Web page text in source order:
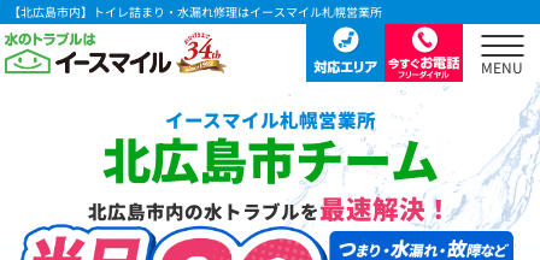
【北広島市内】トイレ詰まり・水漏れ修理はイースマイル札幌営業所
イースマイル札幌営業所
北広島市チーム
北広島市内の水トラブルを最速解決！